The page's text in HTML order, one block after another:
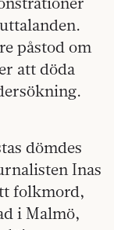
påstod om
att döda
dömdes
Inas
folkmord,
i Malmö,